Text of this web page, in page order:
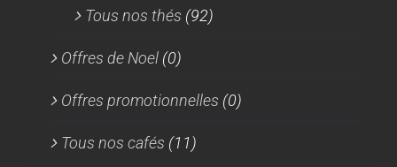
Tous nos thés (92)
Offres de Noel (0)
Offres promotionnelles (0)
Tous nos cafés (11)